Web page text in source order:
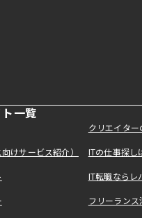
一覧
クリエイタ
けサービス紹介） ITの仕事探
IT転職なら
フリーラン